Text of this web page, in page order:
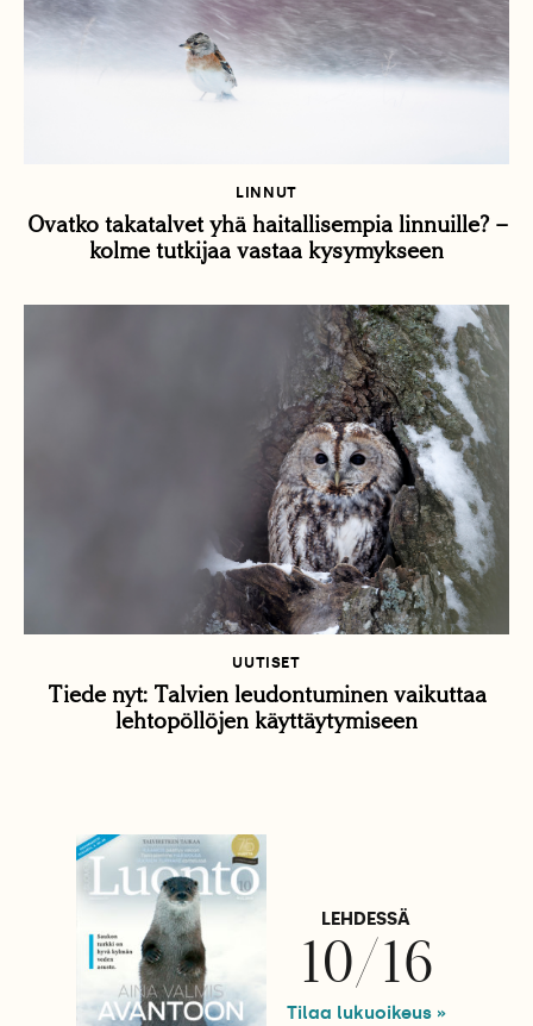
LINNUT
Ovatko takatalvet yhä haitallisempia linnuille? –
kolme tutkijaa vastaa kysymykseen
UUTISET
Tiede nyt: Talvien leudontuminen vaikuttaa
lehtopöllöjen käyttäytymiseen
LEHDESSÄ
10/16
Tilaa lukuoikeus »